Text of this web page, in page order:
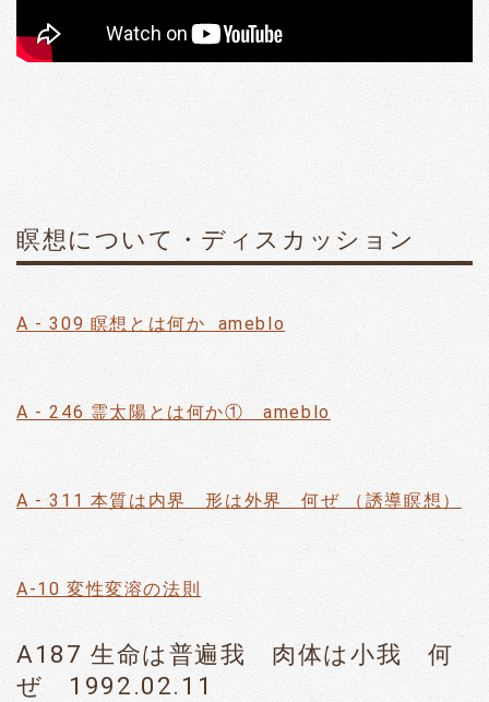
瞑想について・ディスカッション
A - 309 瞑想とは何か ameblo
A - 246 霊太陽とは何か① ameblo
A - 311 本質は内界 形は外界 何ぜ （誘導瞑想）
A-10 変性変溶の法則
A187 生命は普遍我 肉体は小我 何
ぜ 1992.02.11